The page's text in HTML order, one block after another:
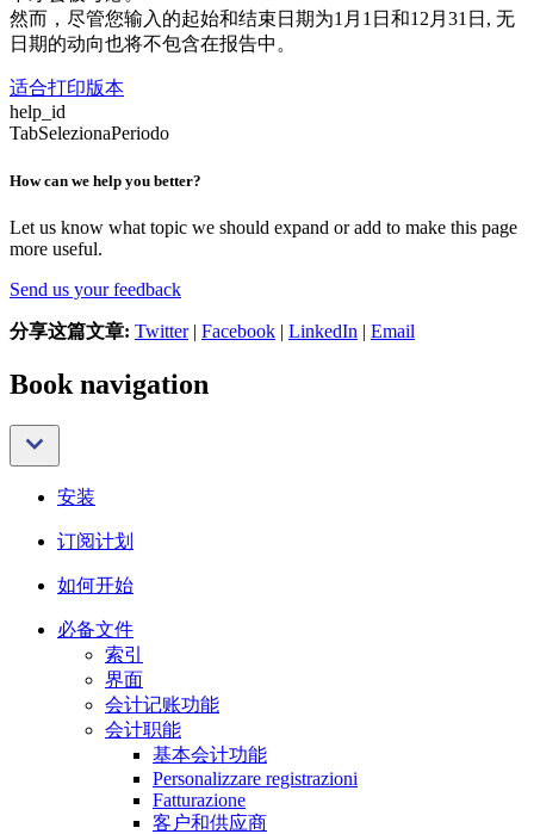
然而，尽管您输入的起始和结束日期为1月1日和12月31日, 无
日期的动向也将不包含在报告中。
适合打印版本
help_id
TabSelezionaPeriodo
How can we help you better?
Let us know what topic we should expand or add to make this page
more useful.
Send us your feedback
分享这篇文章: Twitter| Facebook | LinkedIn | Email
Book navigation
安装
订阅计划
如何开始
必备文件
索引
界面
会计记账功能
会计职能
基本会计功能
Personalizzare registrazioni
Fatturazione
客户和供应商